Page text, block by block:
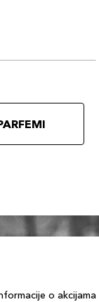
o